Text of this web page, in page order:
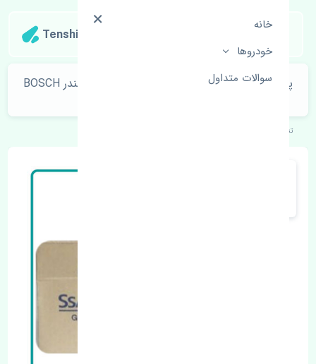
خانه
خودروها
سوالات متداول
Tenshipart
پمپ هیدرولیک سانگ یانگ کوراندو قدیم 4 سیلندر BOSCH
تنشی‌پارت